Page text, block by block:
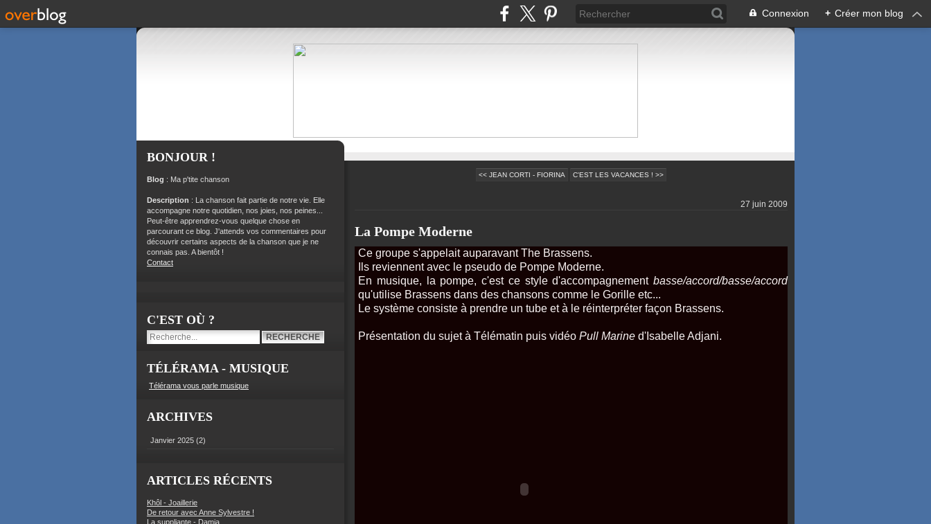
Connexion + Créer mon blog
BONJOUR !
Blog : Ma p'tite chanson
Description : La chanson fait partie de notre vie. Elle
accompagne notre quotidien, nos joies, nos peines...
Peut-être apprendrez-vous quelque chose en
parcourant ce blog. J'attends vos commentaires pour
découvrir certains aspects de la chanson que je ne
connais pas. A bientôt !
Contact
C'EST OÙ ?
TÉLÉRAMA - MUSIQUE
Télérama vous parle musique
ARCHIVES
Janvier 2025 (2)
ARTICLES RÉCENTS
Khôl - Joaillerie
De retour avec Anne Sylvestre !
La suppliante - Damia
<< JEAN CORTI - FIORINA C'EST LES VACANCES ! >>
27 juin 2009
La Pompe Moderne
Ce groupe s'appelait auparavant The Brassens.
Ils reviennent avec le pseudo de Pompe Moderne.
En musique, la pompe, c'est ce style d'accompagnement basse/accord/basse/accord
qu'utilise Brassens dans des chansons comme le Gorille etc...
Le système consiste à prendre un tube et à le réinterpréter façon Brassens.
Présentation du sujet à Télématin puis vidéo Pull Marine d'Isabelle Adjani.